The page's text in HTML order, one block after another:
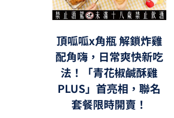
頂呱呱x角瓶 解鎖炸雞
配角嗨，日常爽快新吃
法！「青花椒鹹酥雞
PLUS」首亮相，聯名
套餐限時開賣！